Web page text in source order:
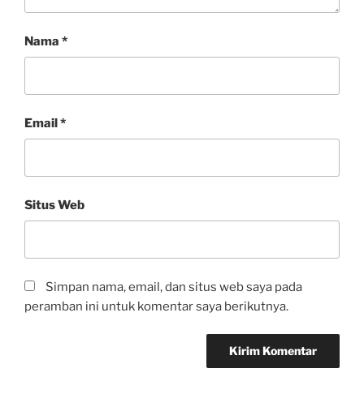
Nama *
Email*
Situs Web
Simpan nama, email, dan situs web saya pada
peramban ini untuk komentar saya berikutnya.